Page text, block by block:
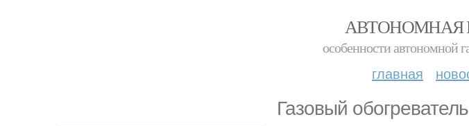
АВТОНОМНАЯ
особенности автономной
главная
Газовый